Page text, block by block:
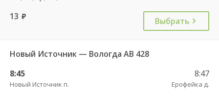
13 руб. Выбрать
Новый Источник — Вологда АВ 428
8:45
Новый Источник п.
8:47
Ерофейка д.